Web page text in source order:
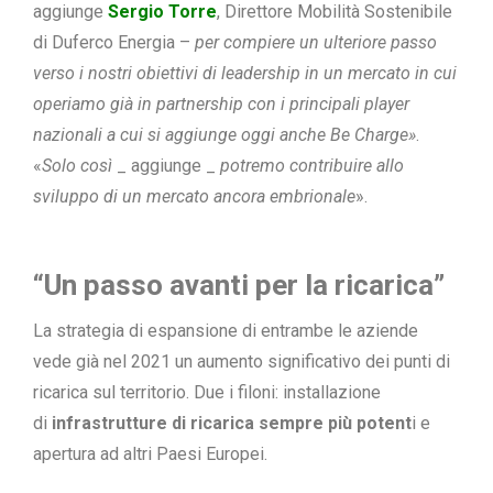
aggiunge Sergio Torre, Direttore Mobilità Sostenibile
di Duferco Energia – per compiere un ulteriore passo
verso i nostri obiettivi di leadership in un mercato in cui
operiamo già in partnership con i principali player
nazionali a cui si aggiunge oggi anche Be Charge».
«Solo così _ aggiunge _ potremo contribuire allo
sviluppo di un mercato ancora embrionale».
“Un passo avanti per la ricarica”
La strategia di espansione di entrambe le aziende
vede già nel 2021 un aumento significativo dei punti di
ricarica sul territorio. Due i filoni: installazione
di infrastrutture di ricarica sempre più potenti e
apertura ad altri Paesi Europei.